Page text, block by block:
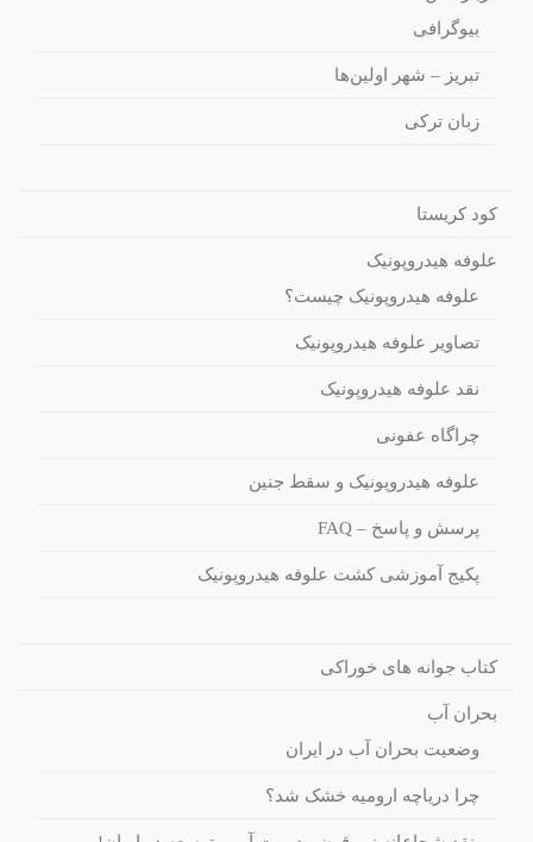
بیوگرافی
تبریز – شهر اولین‌ها
زبان ترکی
کود کریستا
علوفه هیدروپونیک
علوفه هیدروپونیک چیست؟
تصاویر علوفه هیدروپونیک
نقد علوفه هیدروپونیک
چراگاه عفونی
علوفه هیدروپونیک و سقط جنین
پرسش و پاسخ – FAQ
پکیج آموزشی کشت علوفه هیدروپونیک
کتاب جوانه های خوراکی
بحران آب
وضعیت بحران آب در ایران
چرا دریاچه ارومیه خشک شد؟